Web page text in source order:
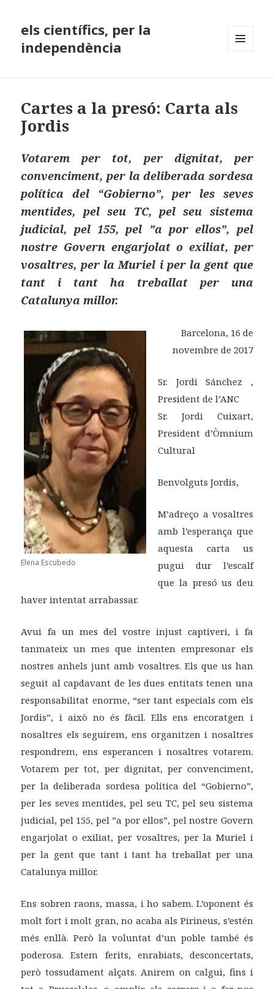
els científics, per la
independència
Cartes a la presó: Carta als
Jordis
Votarem per tot, per dignitat, per
convenciment, per la deliberada sordesa
política del “Gobierno”, per les seves
mentides, pel seu TC, pel seu sistema
judicial, pel 155, pel ”a por ellos”, pel
nostre Govern engarjolat o exiliat, per
vosaltres, per la Muriel i per la gent que
tant i tant ha treballat per una
Catalunya millor.
Elena Escubedo
Barcelona, 16 de
novembre de 2017
Sr. Jordi Sánchez ,
President de l’ANC
Sr. Jordi Cuixart,
President d’Òmnium
Cultural
Benvolguts Jordis,
M’adreço a vosaltres
amb l’esperança que
aquesta carta us
pugui dur l’escalf
que la presó us deu
haver intentat arrabassar.
Avui fa un mes del vostre injust captiveri, i fa
tanmateix un mes que intenten empresonar els
nostres anhels junt amb vosaltres. Els que us han
seguit al capdavant de les dues entitats tenen una
responsabilitat enorme, “ser tant especials com els
Jordis”, i això no és fàcil. Ells ens encoratgen i
nosaltres els seguirem, ens organitzen i nosaltres
respondrem, ens esperancen i nosaltres votarem.
Votarem per tot, per dignitat, per convenciment,
per la deliberada sordesa política del “Gobierno”,
per les seves mentides, pel seu TC, pel seu sistema
judicial, pel 155, pel ”a por ellos”, pel nostre Govern
engarjolat o exiliat, per vosaltres, per la Muriel i
per la gent que tant i tant ha treballat per una
Catalunya millor.
Ens sobren raons, massa, i ho sabem. L’oponent és
molt fort i molt gran, no acaba als Pirineus, s’estén
més enllà. Però la voluntat d’un poble també és
poderosa. Estem ferits, enrabiats, desconcertats,
però tossudament alçats. Anirem on calgui, fins i